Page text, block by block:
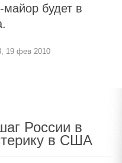
майор будет в
19 фев 2010
России в
в США